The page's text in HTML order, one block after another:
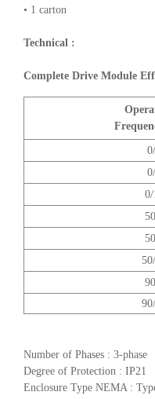
• 1 carton
Technical :
Complete Drive Module
Number of Phases : 3-phase
Degree of Protection : IP21
Enclosure Type NEMA :